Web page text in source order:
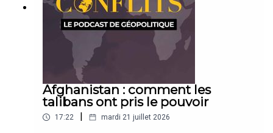
Afghanistan : comment les
talibans ont pris le pouvoir
17:22 mardi 21 juillet 2026